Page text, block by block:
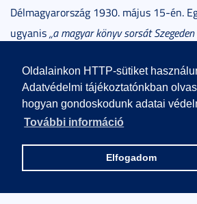
Oldalainkon HTTP-sütiket
Adatvédelmi tájékoztatónkban
hogyan gondoskodunk adatai
További információ
Elfogadom
Délmagyarország 1930. május 15-én.
ugyanis„a magyar könyv sorsát
az ország több városában
megszervezését.„Nem vállalkoztak rá az
nem vállaltaa város sem,az egyetem sem
meg a nagydobot és csak a